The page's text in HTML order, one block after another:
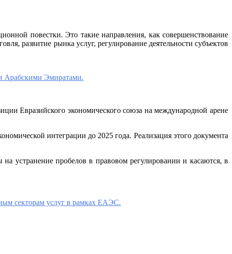
повестки. Это такие направления, как совершенствование
развитие рынка услуг, регулирование деятельности субъектов
Арабскими Эмиратами.
Евразийского экономического союза на международной арене
интеграции до 2025 года. Реализация этого документа
пробелов в правовом регулировании и касаются, в
секторам услуг в рамках ЕАЭС.